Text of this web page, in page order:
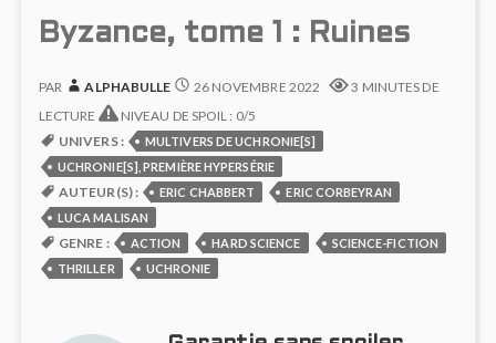
Byzance, tome 1 : Ruines
PAR ALPHABULLE 26 NOVEMBRE 2022
3 MINUTES DE
LECTURE
NIVEAU DE SPOIL : 0/5
UNIVERS :
MULTIVERS DE UCHRONIE[S]
UCHRONIE[S], PREMIÈRE HYPERSÉRIE
AUTEUR(S) : ERIC CHABBERT
ERIC CORBEYRAN
LUCA MALISAN
GENRE : ACTION HARD SCIENCE
SCIENCE-FICTION
THRILLER
UCHRONIE